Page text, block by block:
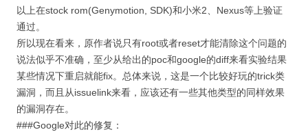
以上在stock rom(Genymotion, SDK)和小米2、Nexus等上验证
通过。
所以现在看来，原作者说只有root或者reset才能清除这个问题的
说法似乎不准确，至少从给出的poc和google的diff来看实验结果
某些情况下重启就能fix。总体来说，这是一个比较好玩的trick类
漏洞，而且从issuelink来看，应该还有一些其他类型的同样效果
的漏洞存在。
###Google对此的修复：